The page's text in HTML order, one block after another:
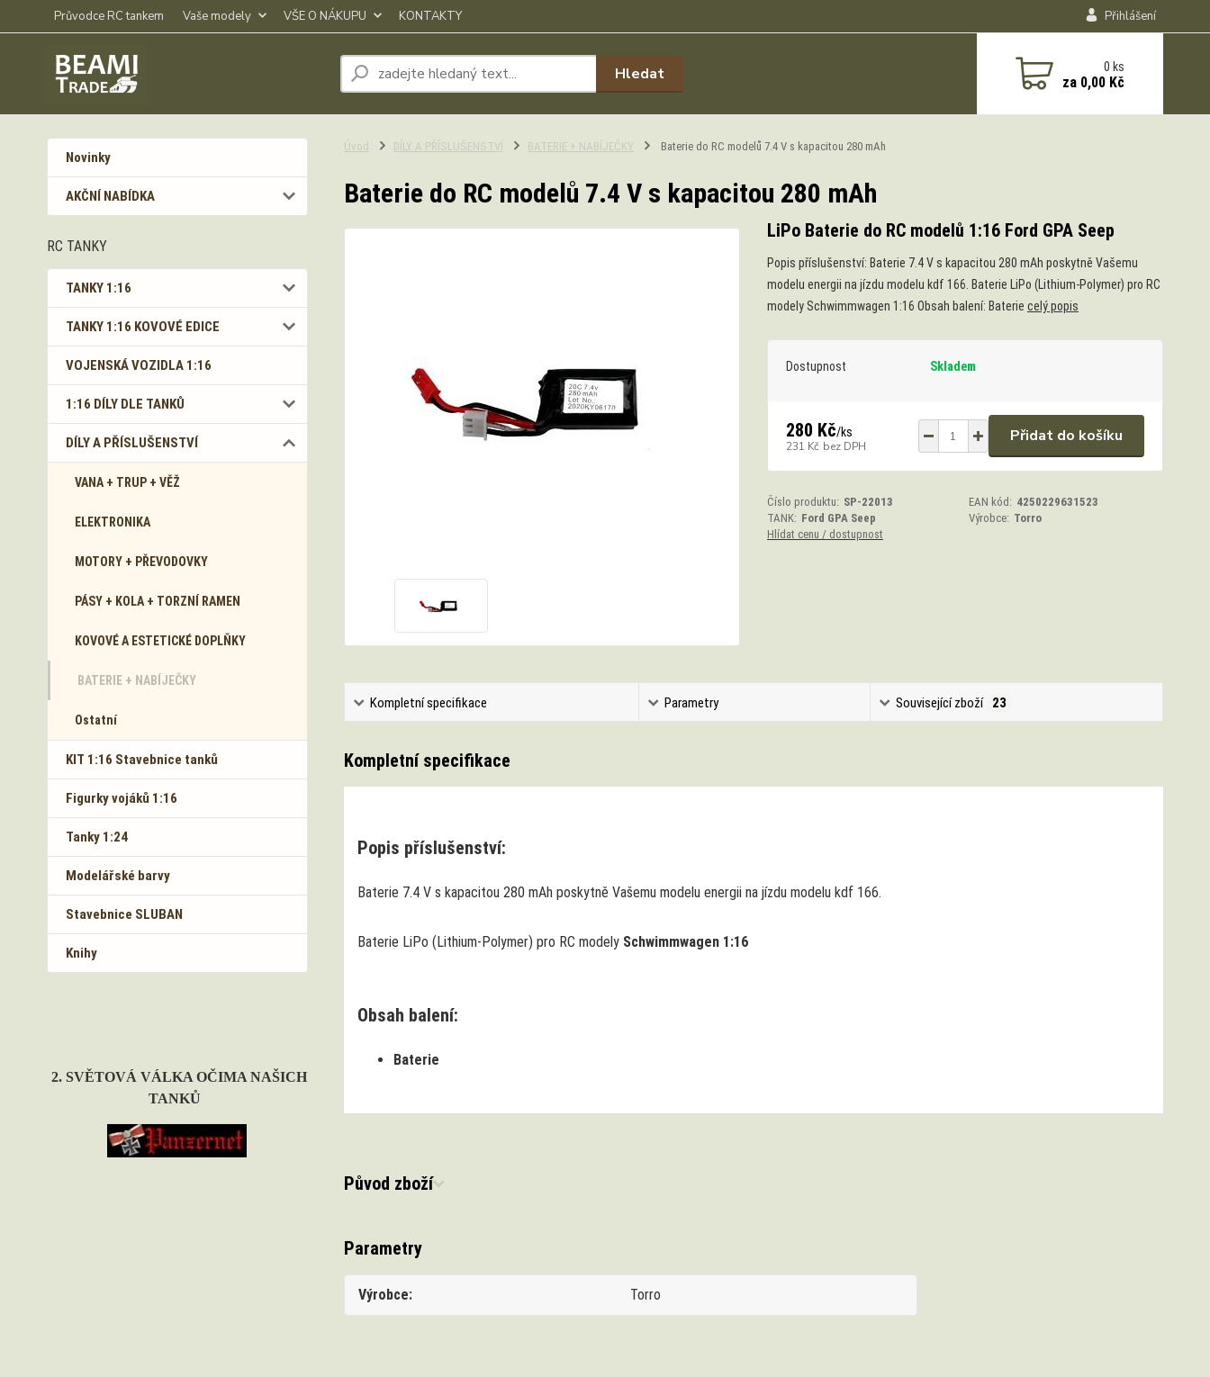
Průvodce RC tankem Vaše modely VŠE O NÁKUPU KONTAKTY Přihlášení
Hledat 0ks
za 0,00 Kč
Novinky
AKČNÍ NABÍDKA
RC TANKY
TANKY 1:16
TANKY 1:16 KOVOVÉ EDICE
VOJENSKÁ VOZIDLA 1:16
1:16 DÍLY DLE TANKŮ
DÍLY A PŘÍSLUŠENSTVÍ
VANA + TRUP + VĚŽ
ELEKTRONIKA
MOTORY + PŘEVODOVKY
PÁSY + KOLA + TORZNÍ RAMEN
KOVOVÉ A ESTETICKÉ DOPLŇKY
BATERIE + NABÍJEČKY
Ostatní
KIT 1:16 Stavebnice tanků
Figurky vojáků 1:16
Tanky 1:24
Modelářské barvy
Stavebnice SLUBAN
Knihy
2. SVĚTOVÁ VÁLKA OČIMA NAŠICH
TANKŮ
Úvod DÍLY A PŘÍSLUŠENSTVÍ BATERIE + NABÍJEČKY Baterie do RC modelů 7.4 V s kapacitou 280 mAh
Baterie do RC modelů 7.4 V s kapacitou 280 mAh
LiPo Baterie do RC modelů 1:16 Ford GPA Seep
Popis příslušenství: Baterie 7.4 V s kapacitou 280 mAh poskytně Vašemu
modelu energii na jízdu modelu kdf 166. Baterie LiPo (Lithium-Polymer) pro RC
modely Schwimmwagen 1:16 Obsah balení: Baterie celý popis
Dostupnost Skladem
280 Kč/ks
231 Kč bez DPH
Přidat do košíku
Číslo produktu: SP-22013 EAN kód: 4250229631523
TANK: Ford GPA Seep Výrobce: Torro
Hlídat cenu / dostupnost
Kompletní specifikace Parametry Související zboží 23
Kompletní specifikace
Popis příslušenství:
Baterie 7.4 V s kapacitou 280 mAh poskytně Vašemu modelu energii na jízdu modelu kdf 166.
Baterie LiPo (Lithium-Polymer) pro RC modely Schwimmwagen 1:16
Obsah balení:
Baterie
Původ zboží
Parametry
Výrobce Torro